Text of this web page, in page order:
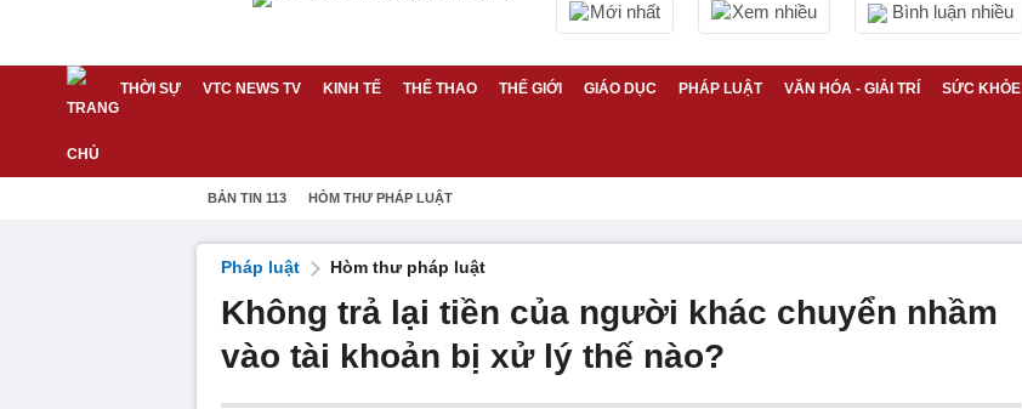
Mới nhất Xem nhiều Bình luận nhiều
THỜI SỰ VTC NEWS TV KINH TẾ THỂ THAO THẾ GIỚI GIÁO DỤC PHÁP LUẬT VĂN HÓA - GIẢI TRÍ SỨC KHỎE
BẢN TIN 113 HÒM THƯ PHÁP LUẬT
Pháp luật Hòm thư pháp luật
Không trả lại tiền của người khác chuyển nhầm
vào tài khoản bị xử lý thế nào?